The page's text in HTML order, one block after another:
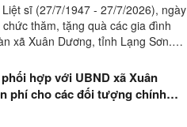
sĩ (27/7/1947 - 27/7/2026), ngày
thăm, tặng quà các gia đình
xã Xuân Dương, tỉnh Lạng Sơn.
hợp với UBND xã Xuân
phí cho các đối tượng chính